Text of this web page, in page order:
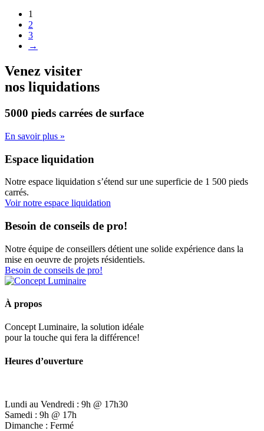
1
2
3
→
Venez visiter
nos liquidations
5000 pieds carrées de surface
En savoir plus »
Espace liquidation
Notre espace liquidation s’étend sur une superficie de 1 500 pieds
carrés.
Voir notre espace liquidation
Besoin de conseils de pro!
Notre équipe de conseillers détient une solide expérience dans la
mise en oeuvre de projets résidentiels.
Besoin de conseils de pro!
À propos
Concept Luminaire, la solution idéale
pour la touche qui fera la différence!
Heures d’ouverture
Lundi au Vendredi : 9h @ 17h30
Samedi : 9h @ 17h
Dimanche : Fermé